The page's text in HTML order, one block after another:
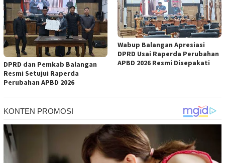
DPRD dan Pemkab Balangan
Resmi Setujui Raperda
Perubahan APBD 2026
Wabup Balangan Apresiasi
DPRD Usai Raperda Perubahan
APBD 2026 Resmi Disepakati